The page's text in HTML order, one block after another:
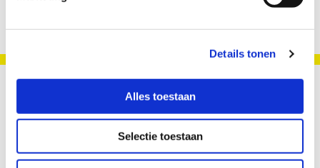
Details tonen
Alles toestaan
Selectie toestaan